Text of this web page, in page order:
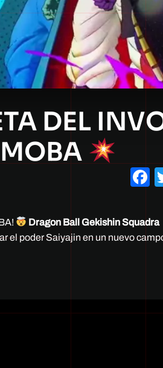
DEL
Dragon Ball Gekishin Squadra
el poder Saiyajin en un nuevo